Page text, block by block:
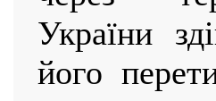
України
його